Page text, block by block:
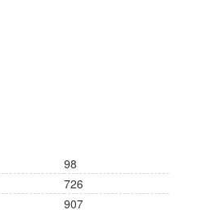
98
726
907